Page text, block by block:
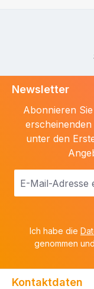
Newsletter
Abonnieren
unter den
E-
Ich habe die
genommen
Kontaktdaten